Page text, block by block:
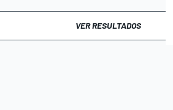
VER RESULTADOS